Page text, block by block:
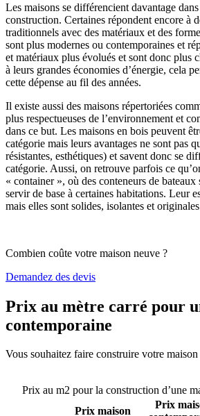
Les maisons se différencient davantage
construction. Certaines répondent encore à
traditionnels avec des matériaux et des
sont plus modernes ou contemporaines et
et matériaux plus évolués et sont donc plus
à leurs grandes économies d’énergie, cela
cette dépense au fil des années.
Il existe aussi des maisons répertoriées
plus respectueuses de l’environnement et
dans ce but. Les maisons en bois peuvent
catégorie mais leurs avantages ne sont pas
résistantes, esthétiques) et savent donc se
catégorie. Aussi, on retrouve parfois ce
« container », où des conteneurs de
servir de base à certaines habitations. Leur
mais elles sont solides, isolantes et
Combien coûte votre maison neuve ?
Demandez des devis
Prix au mètre carré pour
contemporaine
Vous souhaitez faire construire votre
Prix au m2 pour la construction d’une
Prix maison
Prix